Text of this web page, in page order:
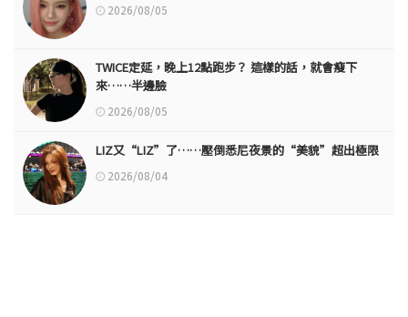
2026/08/05
TWICE定延，晚上12點跑步？ 這樣的話，就會瘦下
來……半邊臉
2026/08/05
LIZ又“LIZ”了……壓倒悉尼夜景的“美貌”超出極限
2026/08/04